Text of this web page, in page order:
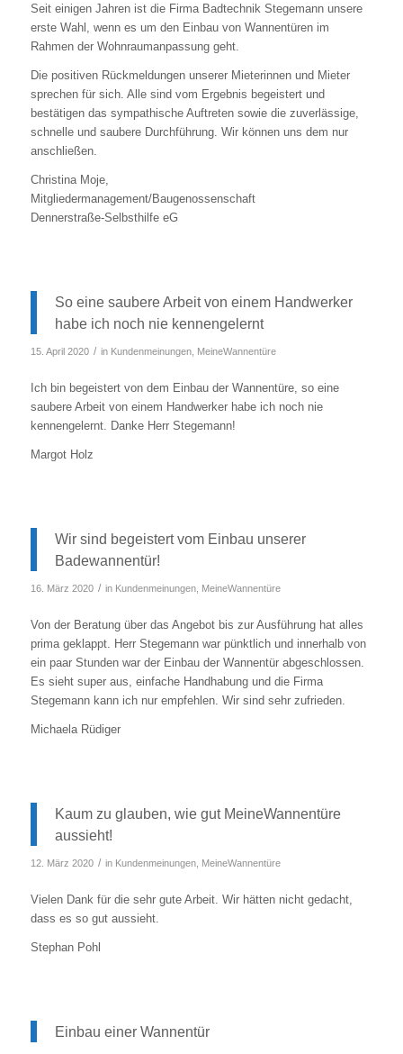
Seit einigen Jahren ist die Firma Badtechnik Stegemann unsere
erste Wahl, wenn es um den Einbau von Wannentüren im
Rahmen der Wohnraumanpassung geht.
Die positiven Rückmeldungen unserer Mieterinnen und Mieter
sprechen für sich. Alle sind vom Ergebnis begeistert und
bestätigen das sympathische Auftreten sowie die zuverlässige,
schnelle und saubere Durchführung. Wir können uns dem nur
anschließen.
Christina Moje,
Mitgliedermanagement/Baugenossenschaft
Dennerstraße-Selbsthilfe eG
So eine saubere Arbeit von einem Handwerker
habe ich noch nie kennengelernt
15. April 2020 / in Kundenmeinungen, MeineWannentüre
Ich bin begeistert von dem Einbau der Wannentüre, so eine
saubere Arbeit von einem Handwerker habe ich noch nie
kennengelernt. Danke Herr Stegemann!
Margot Holz
Wir sind begeistert vom Einbau unserer
Badewannentür!
16. März 2020 / in Kundenmeinungen, MeineWannentüre
Von der Beratung über das Angebot bis zur Ausführung hat alles
prima geklappt. Herr Stegemann war pünktlich und innerhalb von
ein paar Stunden war der Einbau der Wannentür abgeschlossen.
Es sieht super aus, einfache Handhabung und die Firma
Stegemann kann ich nur empfehlen. Wir sind sehr zufrieden.
Michaela Rüdiger
Kaum zu glauben, wie gut MeineWannentüre
aussieht!
12. März 2020 / in Kundenmeinungen, MeineWannentüre
Vielen Dank für die sehr gute Arbeit. Wir hätten nicht gedacht,
dass es so gut aussieht.
Stephan Pohl
Einbau einer Wannentür